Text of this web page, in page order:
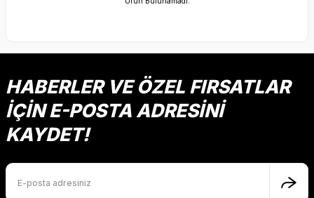
HABERLER VE ÖZEL FIRSATLAR
İÇİN E-POSTA ADRESİNİ
KAYDET!